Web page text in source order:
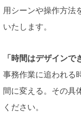
用シーンや操作方法
いたします。
「時間はデザインで
事務作業に追われる
間に変える。その具
ください。